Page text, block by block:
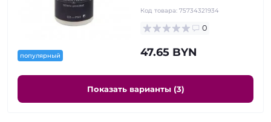
популярный
Код товара: 75734321934
0
47.65 BYN
Показать варианты (3)